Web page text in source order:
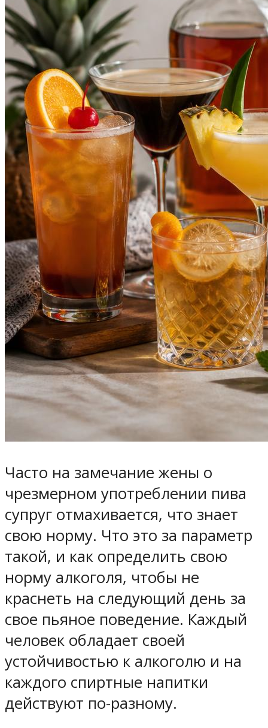
Часто на замечание жены о
чрезмерном употреблении пива
супруг отмахивается, что знает
свою норму. Что это за параметр
такой, и как определить свою
норму алкоголя, чтобы не
краснеть на следующий день за
свое пьяное поведение. Каждый
человек обладает своей
устойчивостью к алкоголю и на
каждого спиртные напитки
действуют по-разному.